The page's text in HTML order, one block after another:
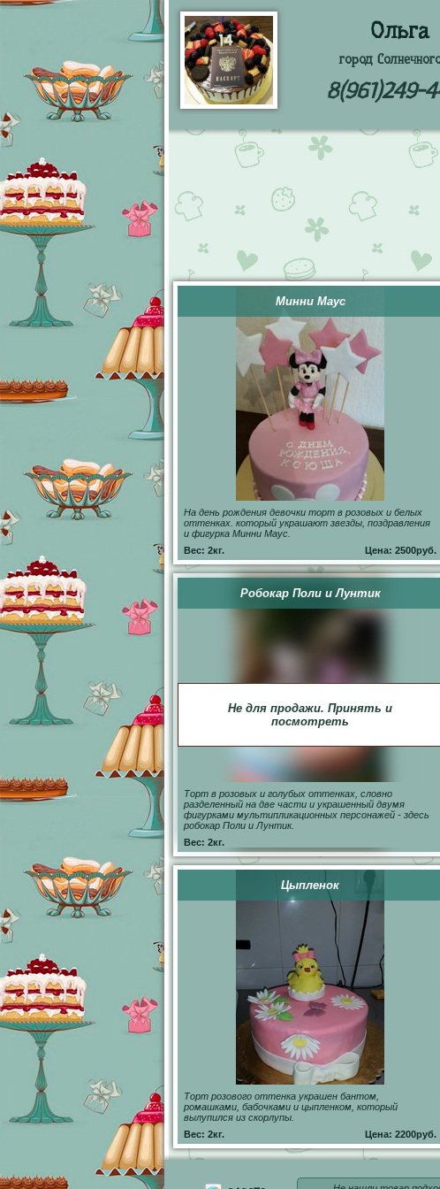
Ольга
город
8(961)249-
Минни Маус
На день рождения девочки торт в розовых и белых
оттенках. который украшают звезды, поздравления
и фигурка Минни Маус.
Вес: 2кг.
Цена: 2500руб.
Робокар Поли и Лунтик
Не для продажи. Принять и
посмотреть
Торт в розовых и голубых оттенках, словно
разделенный на две части и украшенный двумя
фигурками мультипликационных персонажей - здесь
робокар Поли и Лунтик.
Вес: 2кг.
Цыпленок
Торт розового оттенка украшен бантом,
ромашками, бабочками и цыпленком, который
вылупился из скорлупы.
Вес: 2кг.
Цена: 2200руб.